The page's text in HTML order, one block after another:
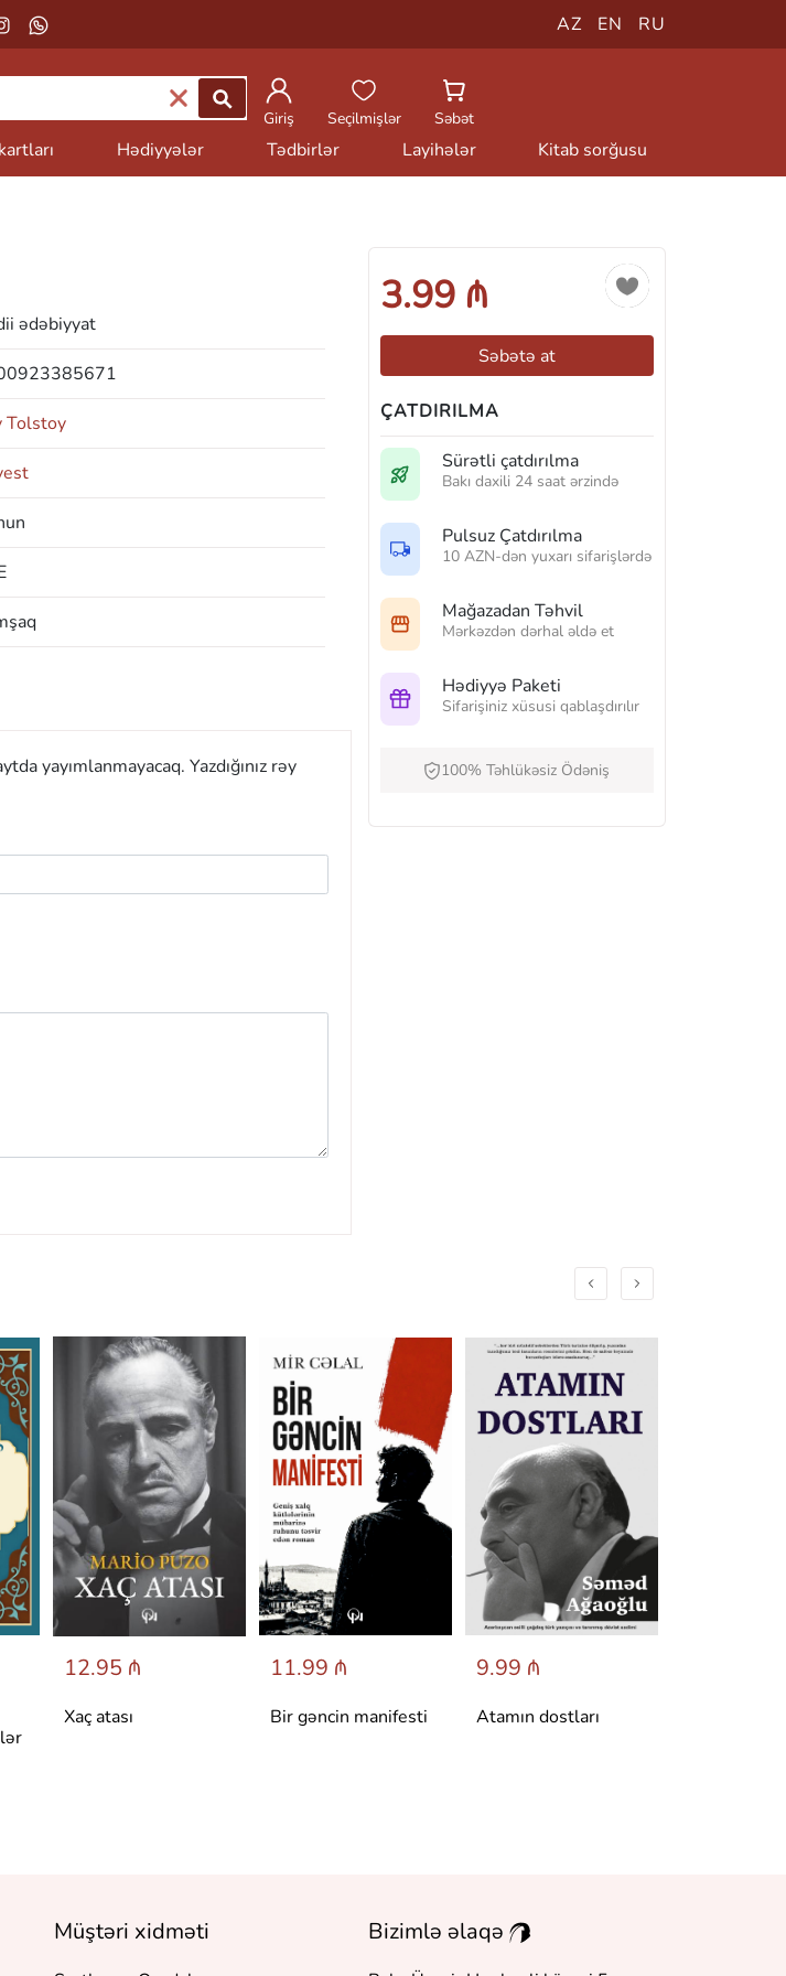
AZ EN RU
Giriş
Seçilmişlər Səbət
Hədiyyələr Tədbirlər Layihələr Kitab sorğusu
ədəbiyyat
Tolstoy
yayımlanmayacaq. Yazdığınız rəy
3.99 ₼
Səbətə at
ÇATDIRILMA
Sürətli çatdırılma
Bakı daxili 24 saat ərzində
Pulsuz Çatdırılma
10 AZN-dən yuxarı sifarişlərdə
Mağazadan Təhvil
Mərkəzdən dərhal əldə et
Hədiyyə Paketi
Sifarişiniz xüsusi qablaşdırılır
100% Təhlükəsiz Ödəniş
12.95 ₼
Xaç atası
11.99 ₼
Bir gəncin manifesti
9.99 ₼
Atamın dostları
Müştəri xidməti Bizimlə əlaqə